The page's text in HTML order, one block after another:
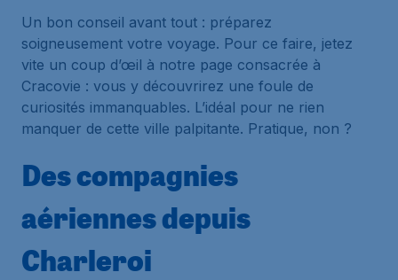
Un bon conseil avant tout : préparez
soigneusement votre voyage. Pour ce faire, jetez
vite un coup d’œil à notre page consacrée à
Cracovie : vous y découvrirez une foule de
curiosités immanquables. L’idéal pour ne rien
manquer de cette ville palpitante. Pratique, non ?
Des compagnies
aériennes depuis
Charleroi